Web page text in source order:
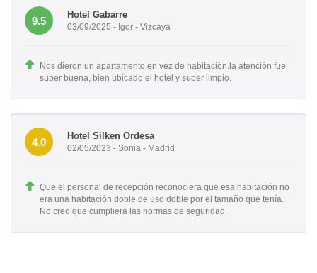
9.5
Hotel Gabarre
03/09/2025 - Igor - Vizcaya
Nos dieron un apartamento en vez de habitación.la atención fue
super buena, bien ubicado el hotel y super limpio.
4.0
Hotel Silken Ordesa
02/05/2023 - Sonia - Madrid
Que el personal de recepción reconociera que esa habitación no
era una habitación doble de uso doble por el tamaño que tenía.
No creo que cumpliera las normas de seguridad.